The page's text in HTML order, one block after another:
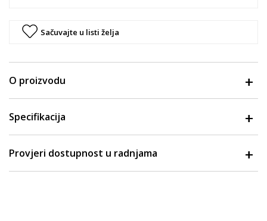
Sačuvajte u listi želja
O proizvodu
Specifikacija
Provjeri dostupnost u radnjama